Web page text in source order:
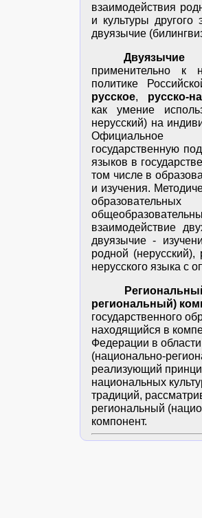
взаимодействия
и культуры
двуязычие
Двуязычие
применительно к
политике
русское, русско-
как умение
нерусский) на
Официальное
государственную
языков в
том числе в
и изучения.
взаимодействие
двуязычие -
родной (нерусский),
нерусского языка с
Региональный
региональный)
государственного
находящийся в
Федерации в
(национально-
реализующий
национальных
традиций,
региональный
компонент.